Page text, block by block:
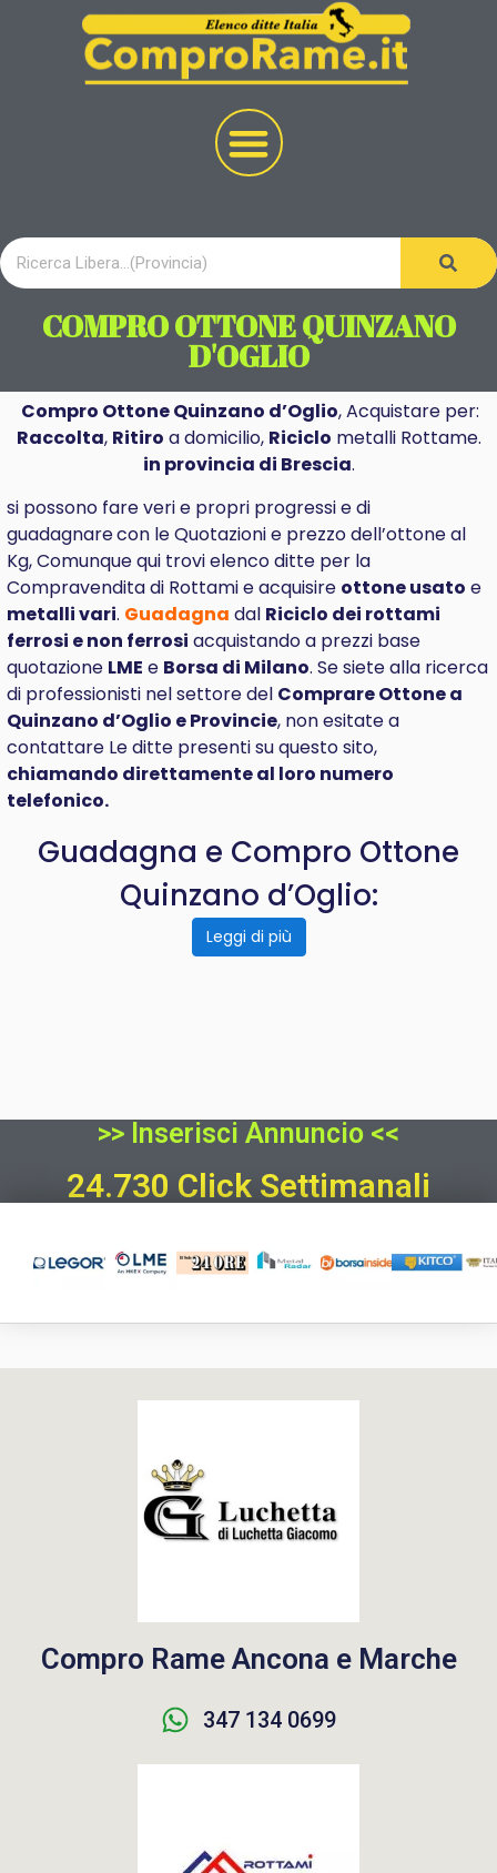
COMPRO OTTONE QUINZANO
D'OGLIO
Compro Ottone Quinzano d’Oglio, Acquistare per:
Raccolta, Ritiro a domicilio, Riciclo metalli Rottame.
in provincia di Brescia.
si possono fare veri e propri progressi e di
guadagnarecon le Quotazioni e prezzo dell’ottone al
Kg, Comunque qui trovi elenco ditte per la
Compravendita di Rottami e acquisire ottone usato e
metalli vari. Guadagna dal Riciclo dei rottami
ferrosi e non ferrosi acquistando a prezzi base
quotazione LME e Borsa di Milano. Se siete alla ricerca
di professionisti nel settore del ComprareOttone a
Quinzano d’Oglio e Provincie, non esitate a
contattare Le ditte presenti su questo sito,
chiamando direttamente al loro numero
telefonico.
Guadagna e Compro Ottone
Quinzano d’Oglio:
Leggi di più
>> Inserisci Annuncio <<
24.730 Click Settimanali
Compro Rame Ancona e Marche
347 134 0699